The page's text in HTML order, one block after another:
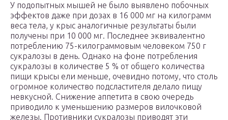
У подопытных мышей не было выявлено побочных
эффектов даже при дозах в 16 000 мг на килограмм
веса тела, у крыс аналогичные результаты были
получены при 10 000 мг. Последнее эквивалентно
потреблению 75-килограммовым человеком 750 г
сукралозы в день. Однако на фоне потребления
сукралозы в количестве 5 % от общего количества
пищи крысы ели меньше, очевидно потому, что столь
огромное количество подсластителя делало пищу
невкусной. Снижение аппетита в свою очередь
приводило к уменьшению размеров вилочковой
железы. Противники сукралозы приводят эти